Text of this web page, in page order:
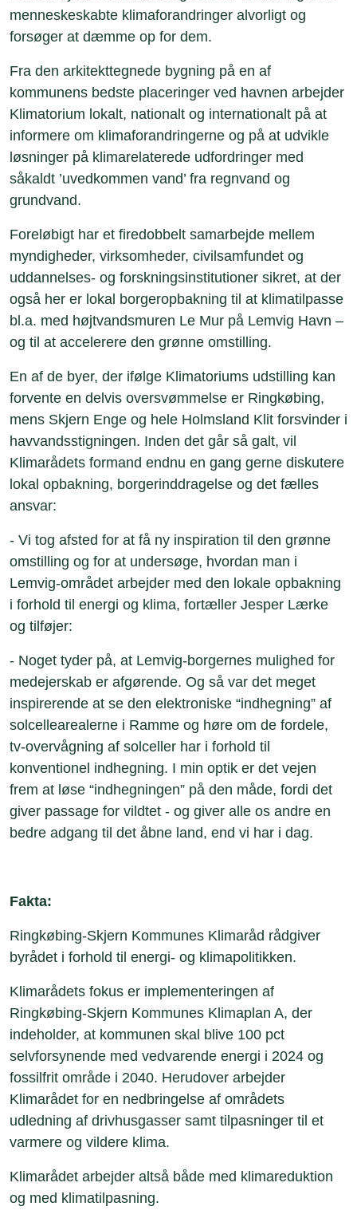
menneskeskabte klimaforandringer alvorligt og
forsøger at dæmme op for dem.
Fra den arkitekttegnede bygning på en af
kommunens bedste placeringer ved havnen arbejder
Klimatorium lokalt, nationalt og internationalt på at
informere om klimaforandringerne og på at udvikle
løsninger på klimarelaterede udfordringer med
såkaldt ’uvedkommen vand’ fra regnvand og
grundvand.
Foreløbigt har et firedobbelt samarbejde mellem
myndigheder, virksomheder, civilsamfundet og
uddannelses- og forskningsinstitutioner sikret, at der
også her er lokal borgeropbakning til at klimatilpasse
bl.a. med højtvandsmuren Le Mur på Lemvig Havn –
og til at accelerere den grønne omstilling.
En af de byer, der ifølge Klimatoriums udstilling kan
forvente en delvis oversvømmelse er Ringkøbing,
mens Skjern Enge og hele Holmsland Klit forsvinder i
havvandsstigningen. Inden det går så galt, vil
Klimarådets formand endnu en gang gerne diskutere
lokal opbakning, borgerinddragelse og det fælles
ansvar:
- Vi tog afsted for at få ny inspiration til den grønne
omstilling og for at undersøge, hvordan man i
Lemvig-området arbejder med den lokale opbakning
i forhold til energi og klima, fortæller Jesper Lærke
og tilføjer:
- Noget tyder på, at Lemvig-borgernes mulighed for
medejerskab er afgørende. Og så var det meget
inspirerende at se den elektroniske “indhegning” af
solcellearealerne i Ramme og høre om de fordele,
tv-overvågning af solceller har i forhold til
konventionel indhegning. I min optik er det vejen
frem at løse “indhegningen” på den måde, fordi det
giver passage for vildtet - og giver alle os andre en
bedre adgang til det åbne land, end vi har i dag.
Fakta:
Ringkøbing-Skjern Kommunes Klimaråd rådgiver
byrådet i forhold til energi- og klimapolitikken.
Klimarådets fokus er implementeringen af
Ringkøbing-Skjern Kommunes Klimaplan A, der
indeholder, at kommunen skal blive 100 pct
selvforsynende med vedvarende energi i 2024 og
fossilfrit område i 2040. Herudover arbejder
Klimarådet for en nedbringelse af områdets
udledning af drivhusgasser samt tilpasninger til et
varmere og vildere klima.
Klimarådet arbejder altså både med klimareduktion
og med klimatilpasning.